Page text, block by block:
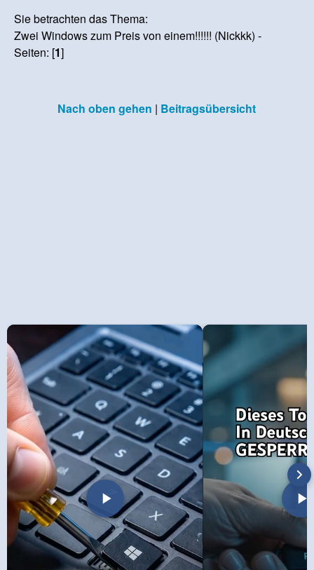
Sie betrachten das Thema:
Zwei Windows zum Preis von einem!!!!!! (Nickkk) -
Seiten: [1]
Nach oben gehen | Beitragsübersicht